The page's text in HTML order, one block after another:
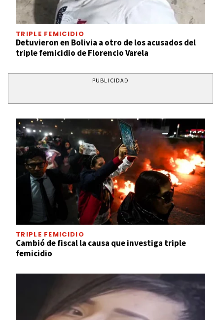
TRIPLE FEMICIDIO
Detuvieron en Bolivia a otro de los acusados del
triple femicidio de Florencio Varela
PUBLICIDAD
TRIPLE FEMICIDIO
Cambió de fiscal la causa que investiga triple
femicidio